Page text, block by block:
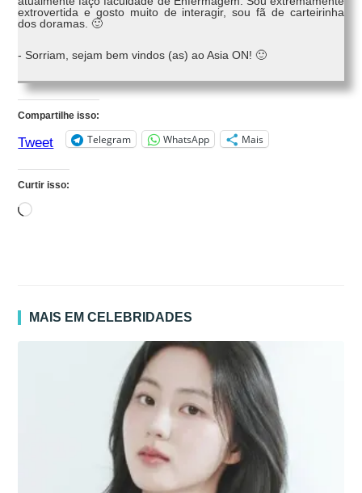
extrovertida e gosto muito de interagir, sou fã de carteirinha
dos doramas. 🙂
- Sorriam, sejam bem vindos (as) ao Asia ON! 🙂
Compartilhe isso:
Tweet Telegram WhatsApp Mais
Curtir isso:
Carregando...
MAIS EM CELEBRIDADES